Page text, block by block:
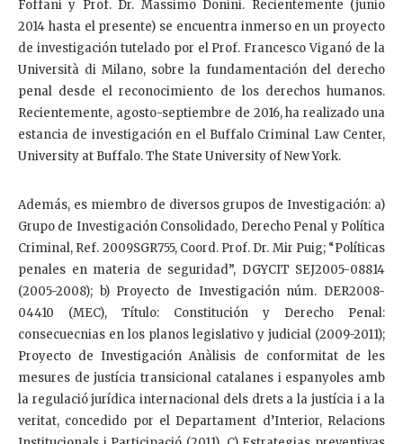
Foffani y Prof. Dr. Massimo Donini. Recientemente (junio
2014 hasta el presente) se encuentra inmerso en un proyecto
de investigación tutelado por el Prof. Francesco Viganó de la
Università di Milano, sobre la fundamentación del derecho
penal desde el reconocimiento de los derechos humanos.
Recientemente, agosto-septiembre de 2016, ha realizado una
estancia de investigación en el Buffalo Criminal Law Center,
University at Buffalo. The State University of New York.
Además, es miembro de diversos grupos de Investigación: a)
Grupo de Investigación Consolidado, Derecho Penal y Política
Criminal, Ref. 2009SGR755, Coord. Prof. Dr. Mir Puig; “Políticas
penales en materia de seguridad”, DGYCIT SEJ2005-08814
(2005-2008); b) Proyecto de Investigación núm. DER2008-
04410 (MEC), Título: Constitución y Derecho Penal:
consecuecnias en los planos legislativo y judicial (2009-2011);
Proyecto de Investigación Anàlisis de conformitat de les
mesures de justícia transicional catalanes i espanyoles amb
la regulació jurídica internacional dels drets a la justícia i a la
veritat, concedido por el Departament d’Interior, Relacions